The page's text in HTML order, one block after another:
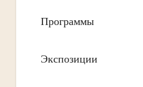
Программы
Экспозиции